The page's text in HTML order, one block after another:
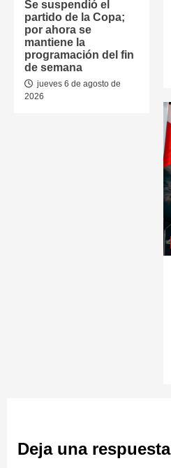
Se suspendió el
partido de la Copa;
por ahora se
mantiene la
programación del fin
de semana
jueves 6 de agosto de
2026
Deja una respuesta